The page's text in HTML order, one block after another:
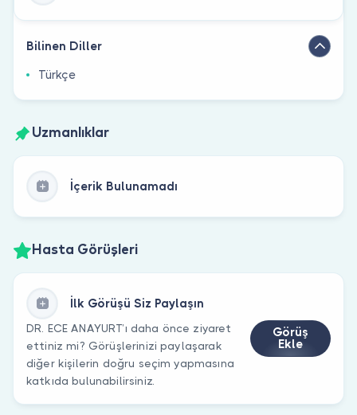
Bilinen Diller
Türkçe
Uzmanlıklar
İçerik Bulunamadı
Hasta Görüşleri
İlk Görüşü Siz Paylaşın
DR. ECE ANAYURT’ı daha önce ziyaret
ettiniz mi? Görüşlerinizi paylaşarak
diğer kişilerin doğru seçim yapmasına
katkıda bulunabilirsiniz.
Görüş
Ekle